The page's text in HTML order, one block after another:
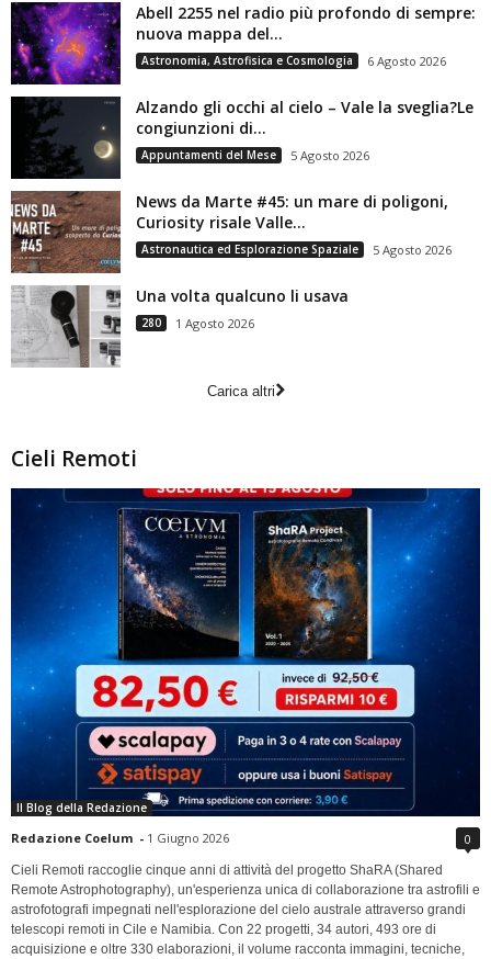
Abell 2255 nel radio più profondo di sempre:
nuova mappa del...
Astronomia, Astrofisica e Cosmologia 6 Agosto 2026
Alzando gli occhi al cielo – Vale la sveglia?Le
congiunzioni di...
Appuntamenti del Mese 5 Agosto 2026
News da Marte #45: un mare di poligoni,
Curiosity risale Valle...
Astronautica ed Esplorazione Spaziale 5 Agosto 2026
Una volta qualcuno li usava
280 1 Agosto 2026
Carica altri
Cieli Remoti
Il Blog della Redazione
Redazione Coelum - 1 Giugno 2026 0
Cieli Remoti raccoglie cinque anni di attività del progetto ShaRA (Shared
Remote Astrophotography), un'esperienza unica di collaborazione tra astrofili e
astrofotografi impegnati nell'esplorazione del cielo australe attraverso grandi
telescopi remoti in Cile e Namibia. Con 22 progetti, 34 autori, 493 ore di
acquisizione e oltre 330 elaborazioni, il volume racconta immagini, tecniche,